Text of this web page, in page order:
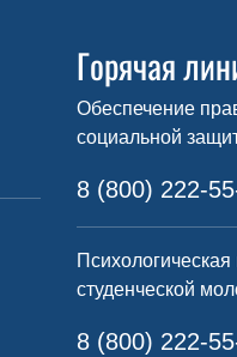
Горячая
Обеспечение
социальной
8 (800) 222-
студенческой
8 (800) 222-